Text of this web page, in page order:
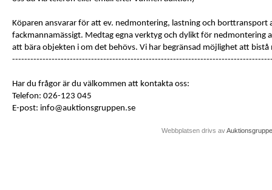
Köparen ansvarar för att ev. nedmontering, lastning och borttransport
fackmannamässigt. Medtag egna verktyg och dylikt för nedmontering
att bära objekten i om det behövs. Vi har begränsad möjlighet att bistå
Har du frågor är du välkommen att kontakta oss:
Telefon: 026-123 045
E-post: info@auktionsgruppen.se
Webbplatsen drivs av